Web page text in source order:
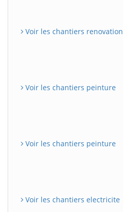
Voir les chantiers renovation
Voir les chantiers peinture
Voir les chantiers peinture
Voir les chantiers electricite